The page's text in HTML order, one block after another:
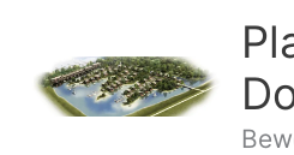
inhoud